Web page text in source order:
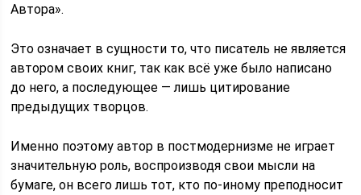
Автора».
Это означает в сущности то, что писатель не является
автором своих книг, так как всё уже было написано
до него, а последующее — лишь цитирование
предыдущих творцов.
Именно поэтому автор в постмодернизме не играет
значительную роль, воспроизводя свои мысли на
бумаге, он всего лишь тот, кто по-иному преподносит